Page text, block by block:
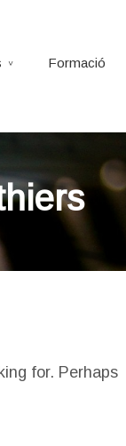
Formació
for. Perhaps